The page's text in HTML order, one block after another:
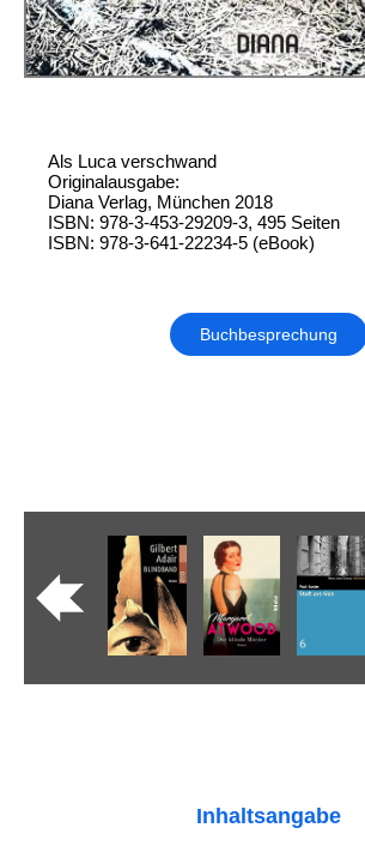
Als Luca verschwand
Originalausgabe:
Diana Verlag, München 2018
ISBN: 978-3-453-29209-3, 495 Seiten
ISBN: 978-3-641-22234-5 (eBook)
Buchbesprechung
Inhaltsangabe